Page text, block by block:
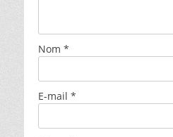
Nom *
E-mail *